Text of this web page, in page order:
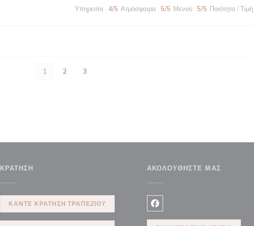
Υπηρεσία : 4/5 Ατμόσφαιρα : 5/5 Μενού : 5/5 Ποιότητα / Τιμή
1 2 3
ΚΡΆΤΗΣΗ
ΚΆΝΤΕ ΚΡΆΤΗΣΗ ΤΡΑΠΕΖΙΟΎ
ΑΚΟΛΟΥΘΉΣΤΕ ΜΑΣ
Facebook ((ανοίγει σε νέο